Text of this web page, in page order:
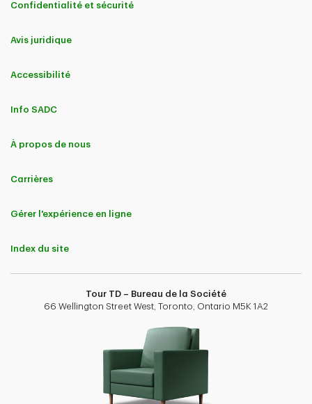
Confidentialité et sécurité
Avis juridique
Accessibilité
Info SADC
À propos de nous
Carrières
Gérer l'expérience en ligne
Index du site
Tour TD – Bureau de la Société
66 Wellington Street West, Toronto, Ontario M5K 1A2